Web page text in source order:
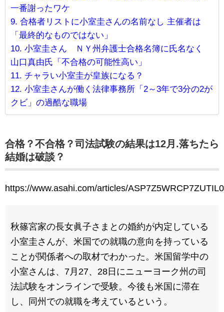
一番謝ったワケ
合格者リストに小室圭さんの名前なし 主催者は
「最終的なものではない」
小室圭さん ＮＹ州弁護士合格名簿に氏名なく
山口真由氏「不合格の可能性高い」
チャラい小室圭が皇族になる？
小室圭さんが働く法律事務所「2～3年で3分の2が
クビ」の過酷な職場
合格？不合格？司法試験の結果は12月.落ちたら
結婚は破談？
https://www.asahi.com/articles/
秋篠宮家の長女眞子さまとの婚約が内定している
小室圭さんが、米国での就職の意向を持っている
ことが関係者への取材でわかった。米国留学中の
小室さんは、7月27、28日にニューヨーク州の司
法試験をオンラインで受験。今後も米国に滞在
し、同州での就職を考えているという。